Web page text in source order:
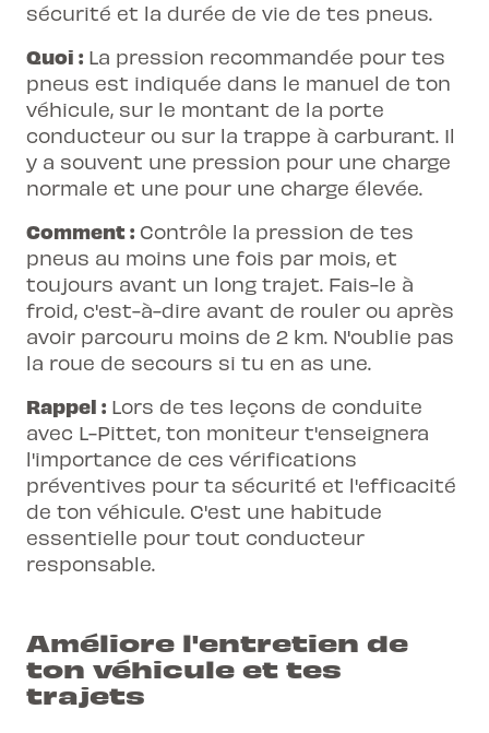
sécurité et la durée de vie de tes pneus.
Quoi : La pression recommandée pour tes
pneus est indiquée dans le manuel de ton
véhicule, sur le montant de la porte
conducteur ou sur la trappe à carburant. Il
y a souvent une pression pour une charge
normale et une pour une charge élevée.
Comment : Contrôle la pression de tes
pneus au moins une fois par mois, et
toujours avant un long trajet. Fais-le à
froid, c'est-à-dire avant de rouler ou après
avoir parcouru moins de 2 km. N'oublie pas
la roue de secours si tu en as une.
Rappel : Lors de tes leçons de conduite
avec L-Pittet, ton moniteur t'enseignera
l'importance de ces vérifications
préventives pour ta sécurité et l'efficacité
de ton véhicule. C'est une habitude
essentielle pour tout conducteur
responsable.
Améliore l'entretien de
ton véhicule et tes
trajets